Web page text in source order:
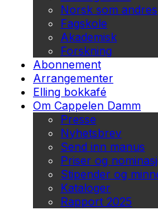
Norsk som
Fagskole
Akademisk
Forskning
Abonnement
Arrangementer
Elling bokkafé
Om Cappelen Damm
Presse
Nyhetsbrev
Send inn manus
Priser og
Stipender og
Kataloger
Rapport 2025